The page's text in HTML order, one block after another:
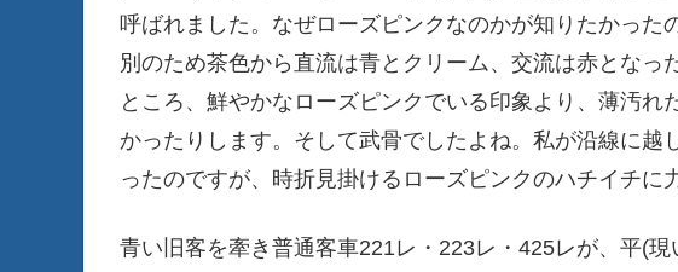
呼ばれました。なぜローズピンクなのかが知りたかった
別のため茶色から直流は青とクリーム、交流は赤となっ
ところ、鮮やかなローズピンクでいる印象より、薄汚れ
かったりします。そして武骨でしたよね。私が沿線に越
ったのですが、時折見掛けるローズピンクのハチイチに
青い旧客を牽き普通客車221レ・223レ・425レが、平(現